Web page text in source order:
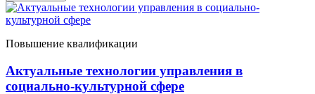
Повышение квалификации
Актуальные технологии управления в
социально-культурной сфере